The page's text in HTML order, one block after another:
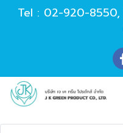
Tel : 02-920-8550,